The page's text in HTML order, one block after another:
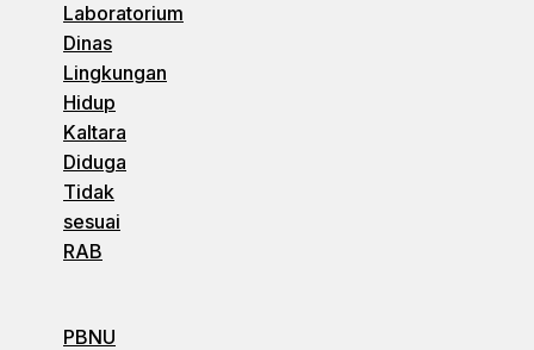
Laboratorium
Dinas
Lingkungan
Hidup
Kaltara
Diduga
Tidak
sesuai
RAB
PBNU